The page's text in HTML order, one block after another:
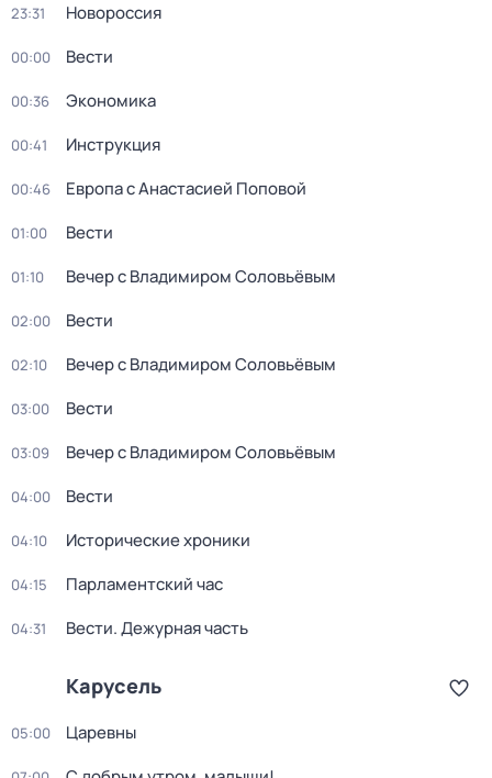
23:31 Новороссия
00:00 Вести
00:36 Экономика
00:41 Инструкция
00:46 Европа с Анастасией Поповой
01:00 Вести
01:10 Вечер с Владимиром Соловьёвым
02:00 Вести
02:10 Вечер с Владимиром Соловьёвым
03:00 Вести
03:09 Вечер с Владимиром Соловьёвым
04:00 Вести
04:10 Исторические хроники
04:15 Парламентский час
04:31 Вести. Дежурная часть
Карусель
05:00 Царевны